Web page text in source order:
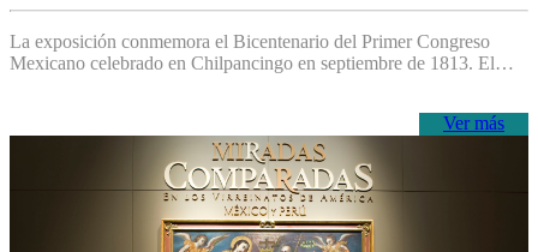
La exposición conmemora el Bicentenario del Primer Congreso
Mexicano celebrado en Chilpancingo en septiembre de 1813. El…
Ver más